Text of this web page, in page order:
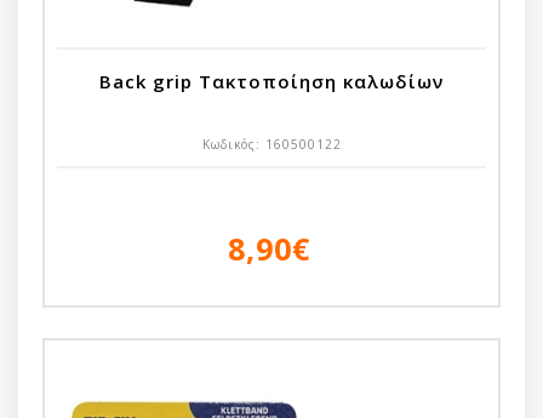
Back grip Τακτοποίηση καλωδίων
Κωδικός: 160500122
8,90€